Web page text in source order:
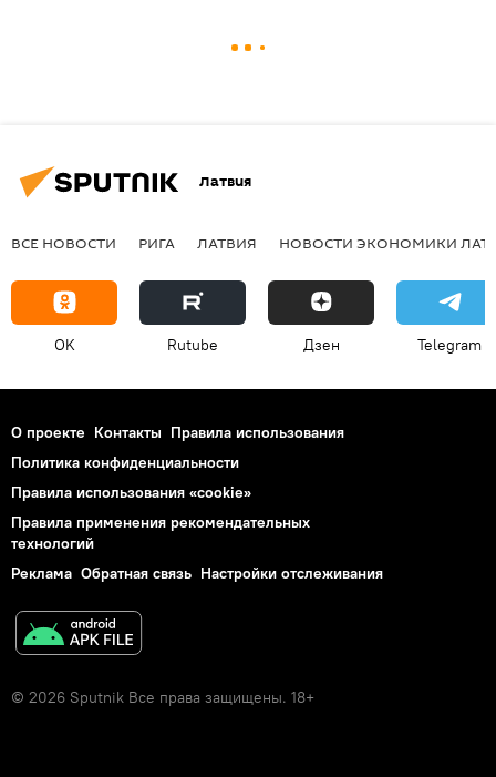
Латвия
ВСЕ НОВОСТИ РИГА ЛАТВИЯ НОВОСТИ ЭКОНОМИКИ
OK Rutube Дзен Telegram
О проекте Контакты Правила использования
Политика конфиденциальности
Правила использования «cookie»
Правила применения рекомендательных
технологий
Реклама Обратная связь Настройки отслеживания
© 2026 Sputnik Все права защищены. 18+